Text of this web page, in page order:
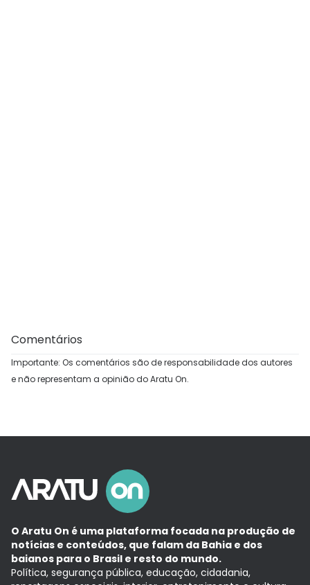
Comentários
Importante: Os comentários são de responsabilidade dos autores
e não representam a opinião do Aratu On.
O Aratu On é uma plataforma focada na produção de
notícias e conteúdos, que falam da Bahia e dos
baianos para o Brasil e resto do mundo.
Política, segurança pública, educação, cidadania,